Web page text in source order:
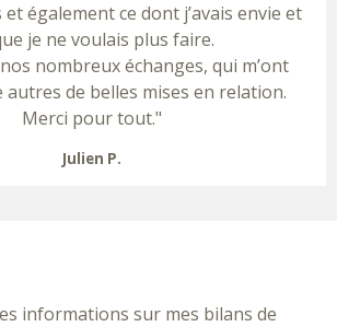
également ce dont j’avais envie et
je ne voulais plus faire.
nombreux échanges, qui m’ont
de belles mises en relation.
Merci pour tout."
Julien P.
informations sur mes bilans de